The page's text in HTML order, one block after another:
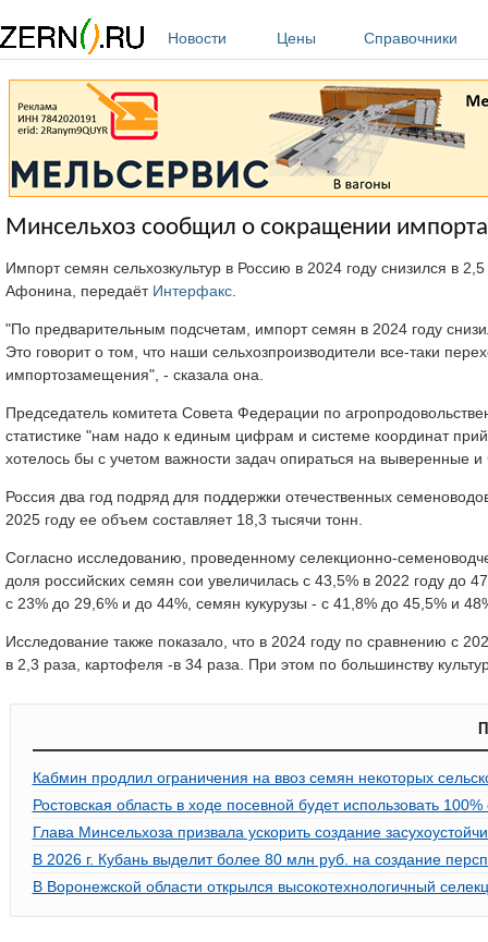
Новости
Цены Справочники
Минсельхоз сообщил о сокращении
Импорт семян сельхозкультур в Россию в 2024 году снизился в
Афонина, передаёт Интерфакс
"По предварительным подсчетам, импорт семян в 2024 году
Это говорит о том, что наши сельхозпроизводители все-таки
импортозамещения", - сказала она.
Председатель комитета Совета Федерации по
статистике "нам надо к единым цифрам и системе координат
хотелось бы с учетом важности задач опираться на выверенные
Россия два год подряд для поддержки отечественных
2025 году ее объем составляет 18,3 тысячи тонн.
Согласно исследованию, проведенному селекционно-
доля российских семян сои увеличилась с 43,5% в 2022 году до
с 23% до 29,6% и до 44%, семян кукурузы - с 41,8% до 45,5% и
Исследование также показало, что в 2024 году по сравнению с
в 2,3 раза, картофеля -в 34 раза. При этом по большинству
Кабмин продлил ограничения на ввоз семян некоторых
Ростовская область в ходе посевной будет использовать
Глава Минсельхоза призвала ускорить создание
В 2026 г. Кубань выделит более 80 млн руб. на создание
В Воронежской области открылся высокотехнологичный